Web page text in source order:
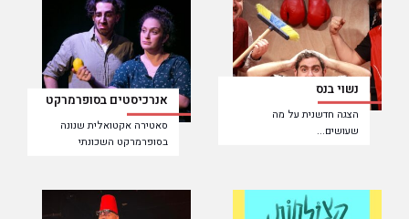
נשוי בנס
הצגה חדשנית על מה
שעושים...
אנרכיסטים בסופרמרקט
סאטירה אקטואלית שנונה
בסופרמרקט השכונתי